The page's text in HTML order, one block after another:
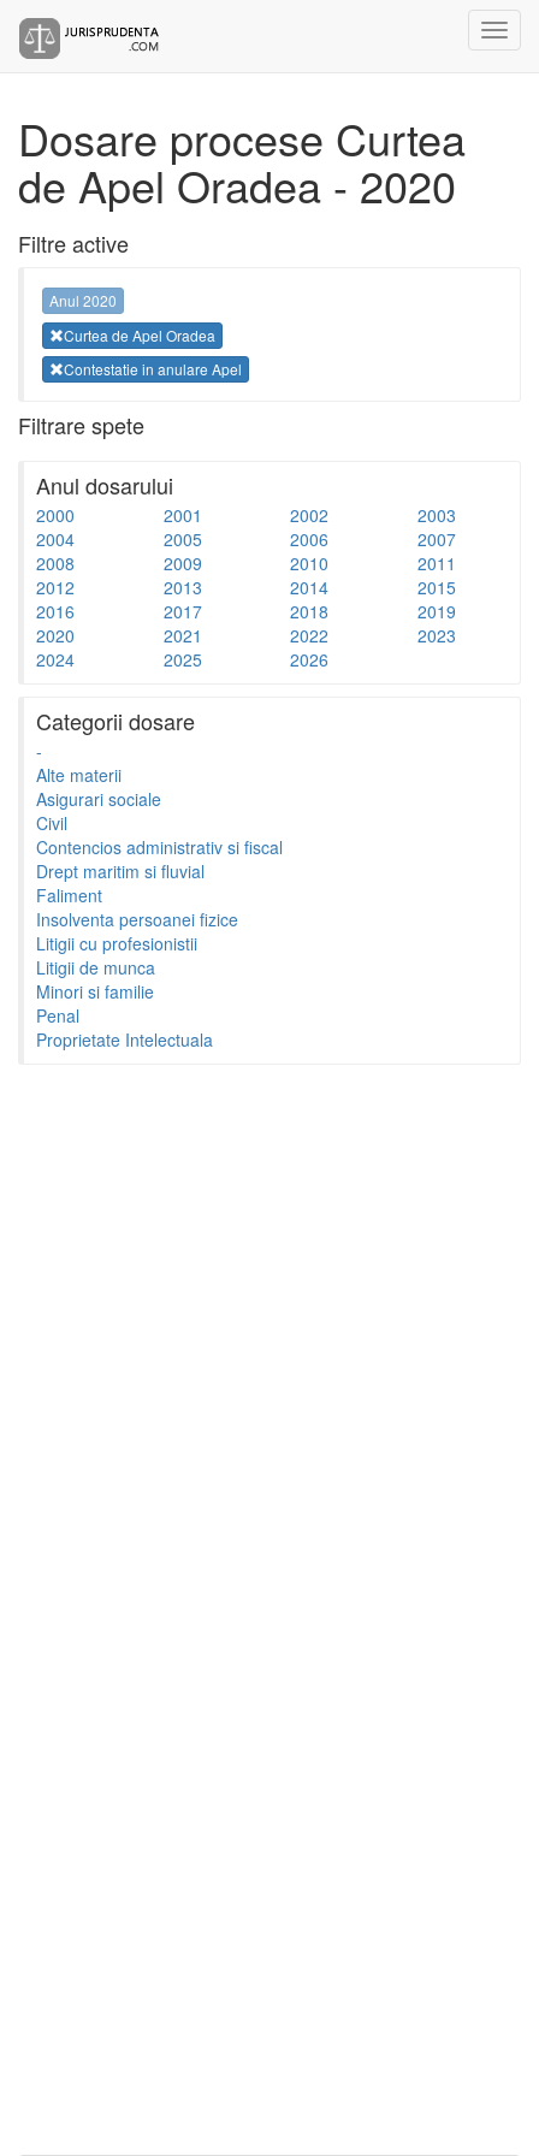
Dosare procese Curtea
de Apel Oradea - 2020
Filtre active
Anul 2020
Curtea de Apel Oradea
Contestatie in anulare Apel
Filtrare spete
Anul dosarului
2000 2001 2002
2003
2004
2005 2006
2007
2008
2009 2010
2011
2012
2013 2014
2015
2016
2017 2018
2019
2020
2021 2022
2023
2024
2025 2026
Categorii dosare
-
Alte materii
Asigurari sociale
Civil
Contencios administrativ si fiscal
Drept maritim si fluvial
Faliment
Insolventa persoanei fizice
Litigii cu profesionistii
Litigii de munca
Minori si familie
Penal
Proprietate Intelectuala